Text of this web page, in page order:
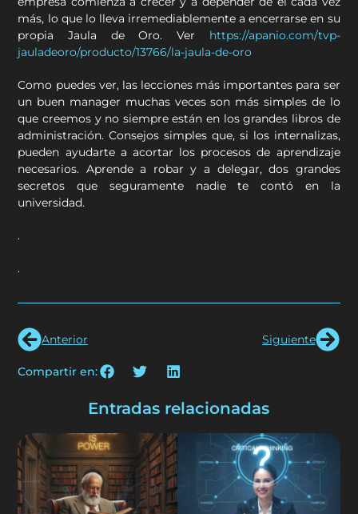
más, lo que lo lleva irremediablemente a encerrarse en su
propia Jaula de Oro. Ver https://apanio.com/tvp-
jauladeoro/producto/13766/la-jaula-de-oro
Como puedes ver, las lecciones más importantes para ser
un buen manager muchas veces son más simples de lo
que creemos y no siempre están en los grandes libros de
administración. Consejos simples que, si los internalizas,
pueden ayudarte a acortar los procesos de aprendizaje
necesarios. Aprende a robar y a delegar, dos grandes
secretos que seguramente nadie te contó en la
universidad.
.
.
Anterior Siguiente
Compartir en:
Entradas relacionadas